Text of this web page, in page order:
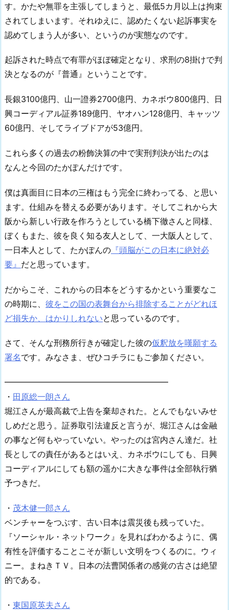
す。かたや無罪を主張してしまうと、最低5カ月以上は拘束
されてしまいます。それゆえに、認めたくない起訴事実を
認めてしまう人が多い、というのが実態なのです。
起訴された時点で有罪がほぼ確定となり、求刑の8掛けで判
決となるのが『普通』ということです。
長銀3100億円、山一證券2700億円、カネボウ800億円、日
興コーディアル証券189億円、ヤオハン128億円、キャッツ
60億円、そしてライブドアが53億円。
これら多くの過去の粉飾決算の中で実刑判決が出たのは
なんと今回のたかぽんだけです。
僕は真面目に日本の三権はもう完全に終わってる、と思い
ます。仕組みを替える必要があります。そしてこれから大
阪から新しい行政を作ろうとしている橋下徹さんと同様、
ぼくもまた、彼を良く知る友人として、一大阪人として、
一日本人として、たかぽんの 『頭脳がこの日本に絶対必
要』 だと思っています。
だからこそ、これからの日本をどうするかという重要なこ
の時期に、 彼をこの国の表舞台から排除することがどれほ
ど損失か、はかりしれないと思っているのです。
さて、そんな刑務所行きが確定した彼の仮釈放を嘆願する
署名です。みなさま、ぜひコチラにもご参加ください。
━━━━━━━━━━━━━━━━━━━━
・ 田原総一朗さん
堀江さんが最高裁で上告を棄却された。とんでもないみせ
しめだと思う。証券取引法違反と言うが、堀江さんは金融
の事など何もやっていない。やったのは宮内さん達だ。社
長としての責任があるとはいえ、カネボウにしても、日興
コーディアルにしても額の遥かに大きな事件は全部執行猶
予つきだ。
・ 茂木健一郎さん
ベンチャーをつぶす、古い日本は震災後も残っていた。
『ソーシャル・ネットワーク』を見ればわかるように、偶
有性を評価することこそが新しい文明をつくるのに。ウィ
ニー。まねきＴＶ。日本の法曹関係者の感覚の古さは絶望
的である。
・ 東国原英夫さん